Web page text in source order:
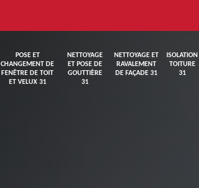
POSE ET
CHANGEMENT DE
FENÊTRE DE TOIT
ET VELUX 31
NETTOYAGE
ET POSE DE
GOUTTIÈRE
31
NETTOYAGE ET
RAVALEMENT
DE FAÇADE 31
ISOLATION
TOITURE
31